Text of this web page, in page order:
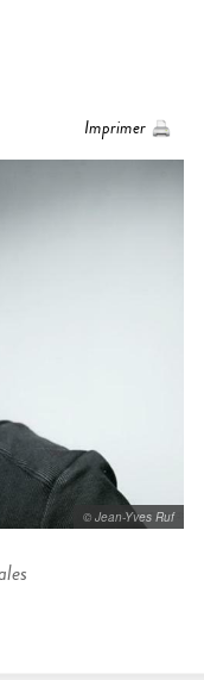
Imprimer
© Jean-Yves Ruf